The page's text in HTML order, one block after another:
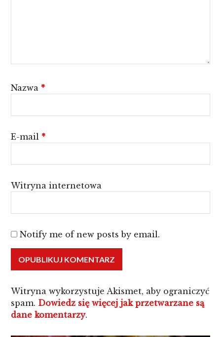
Nazwa *
E-mail *
Witryna internetowa
Notify me of new posts by email.
Witryna wykorzystuje Akismet, aby ograniczyć
spam. Dowiedz się więcej jak przetwarzane są
dane komentarzy.